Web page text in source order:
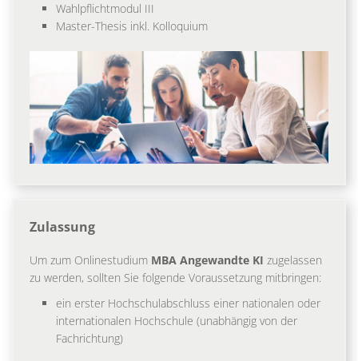
Wahlpflichtmodul III
Master-Thesis inkl. Kolloquium
Zulassung
Um zum Onlinestudium MBA Angewandte KI zugelassen
zu werden, sollten Sie folgende Voraussetzung mitbringen:
ein erster Hochschulabschluss einer nationalen oder
internationalen Hochschule (unabhängig von der
Fachrichtung)